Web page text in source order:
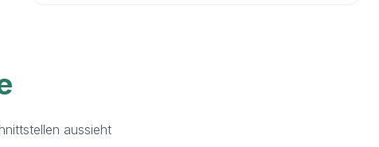
aussieht